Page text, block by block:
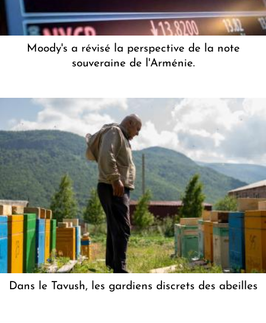
Moody's a révisé la perspective de la note
souveraine de l'Arménie.
Dans le Tavush, les gardiens discrets des abeilles